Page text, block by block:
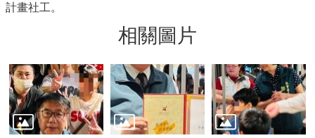
計畫社工。
相關圖片